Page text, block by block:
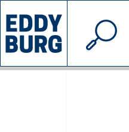
INIZIATIVE
© 2026